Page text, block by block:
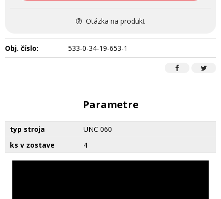
Otázka na produkt
Obj. číslo: 533-0-34-19-653-1
Parametre
typ stroja
UNC 060
ks v zostave
4